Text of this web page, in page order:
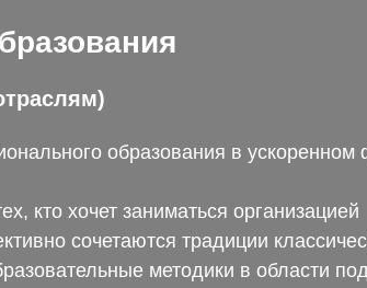
образования в ускоренном
кто хочет заниматься организацией
сочетаются традиции
методики в области